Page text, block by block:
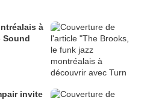
à
Sound
invite